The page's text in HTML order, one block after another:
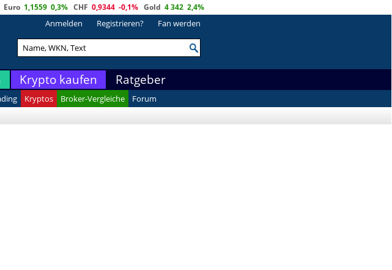
Euro 1,1559 0,3% CHF 0,9344 -0,1% Gold 4 342 2,4%
Anmelden Registrieren? Fan werden
Krypto kaufen Ratgeber
Kryptos Broker-Vergleiche
Forum